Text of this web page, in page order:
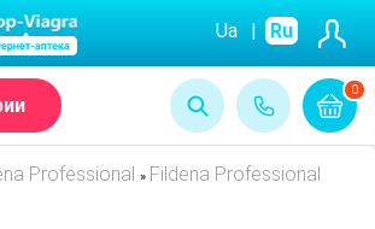
0
Ua | Ru
Professional » Fildena Professional